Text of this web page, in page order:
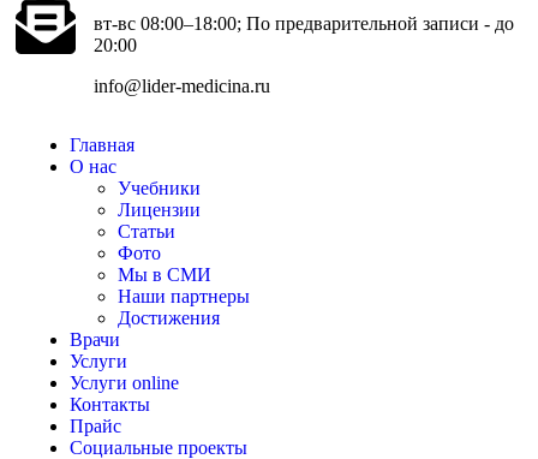
вт-вс 08:00–18:00; По предварительной записи - до
20:00
info@lider-medicina.ru
Главная
О нас
Учебники
Лицензии
Статьи
Фото
Мы в СМИ
Наши партнеры
Достижения
Врачи
Услуги
Услуги online
Контакты
Прайс
Социальные проекты